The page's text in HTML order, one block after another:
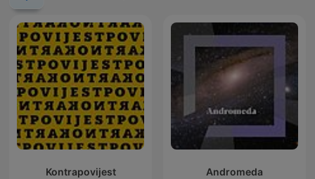
Kontrapovijest Andromeda